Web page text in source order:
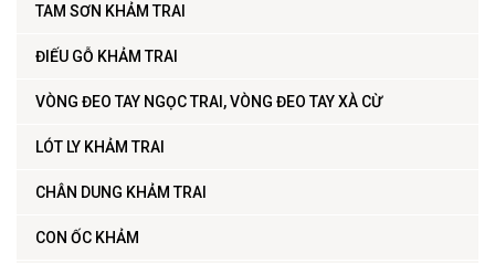
TAM SƠN KHẢM TRAI
ĐIẾU GỖ KHẢM TRAI
VÒNG ĐEO TAY NGỌC TRAI, VÒNG ĐEO TAY XÀ CỪ
LÓT LY KHẢM TRAI
CHÂN DUNG KHẢM TRAI
CON ỐC KHẢM